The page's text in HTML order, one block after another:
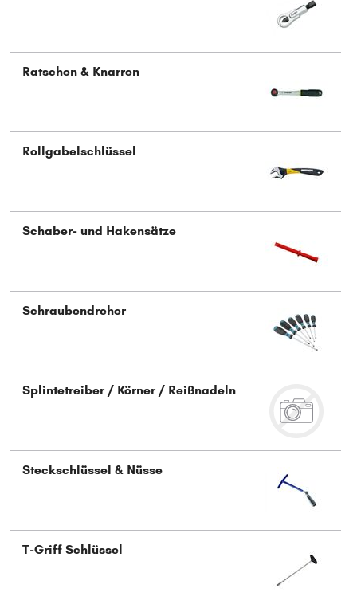
Ratschen & Knarren
Rollgabelschlüssel
Schaber- und Hakensätze
Schraubendreher
Splintetreiber / Körner / Reißnadeln
Steckschlüssel & Nüsse
T-Griff Schlüssel